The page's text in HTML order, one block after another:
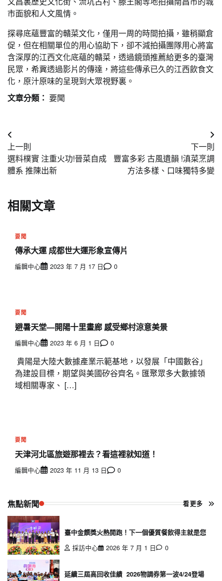
市面貌和人文風情。
探尋底蘊豐富的贛菜文化，僅用一周的時間拍攝，雖稍顯倉
促，但在相關單位的用心協助下，卻不減拍攝團隊用心將富
含深厚的江西文化底蘊的贛菜，透過鏡頭推薦給更多的臺灣
民眾，希冀透過影片的傳達，將這些傳承已久的江西飲食文
化，原汁原味的呈現到大眾視野裏。
文章分類： 要聞
文
章
導
上一則
選料樸實 注重火功!晉菜自成
體系 推陳出新
下一則
豐富多彩 古風遺韻 !滇菜烹調
方法多樣、口味獨特多變
相關文章
要聞
傳承大運 成都世大運形象宣傳片
編輯中心 2023 年 7 月 17 日 0
要聞
避暑天堂—開陽十里畫廊 感受鄉村涼意美景
編輯中心 2023 年 6 月 1 日 0
貴陽是大陸大數據產業示範基地，以發展「中國數谷」
為建設目標，期望與美國矽谷齊名。匯聚眾多大數據領
域相關專家、 […]
要聞
天津河北區旅遊那裡去？看這裡就知道！
編輯中心 2023 年 11 月 13 日 0
焦點新聞 看更多
臺中金饌獎火熱開跑！下一個優質餐飲得主就是您
採訪中心
2026 年 7 月 1 日 0
延續三屆高回收佳績 2026物調券第一波4/24登場